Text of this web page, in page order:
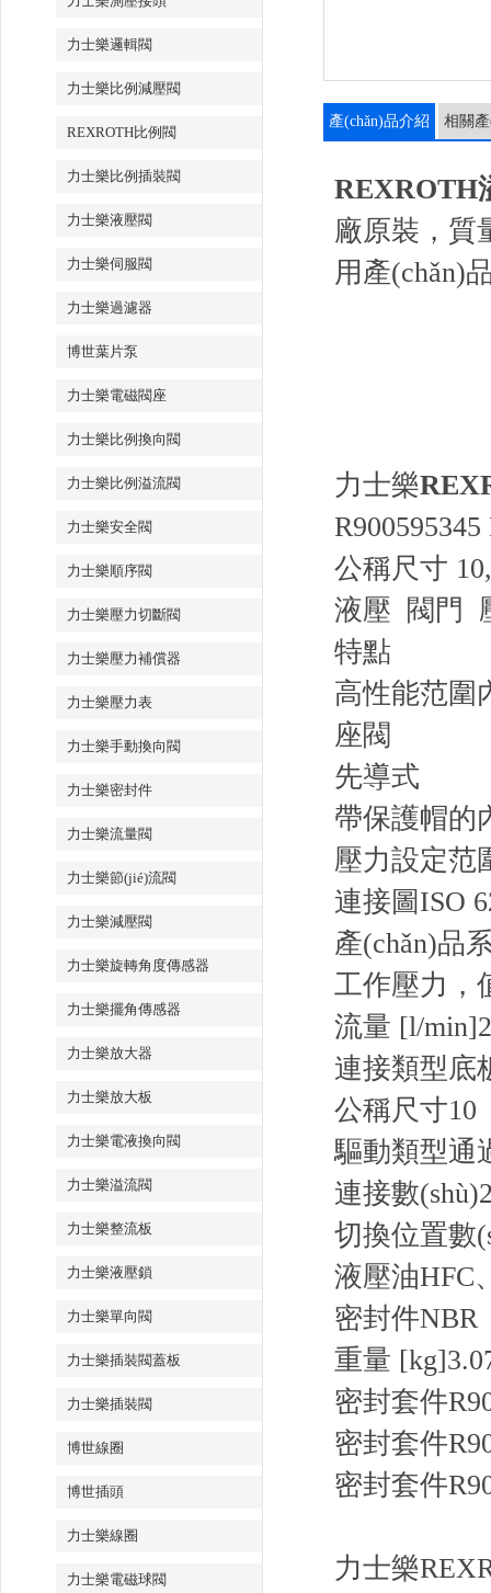
力士樂邏輯閥
力士樂比例減壓閥
REXROTH比例閥
力士樂比例插裝閥
力士樂液壓閥
力士樂伺服閥
力士樂過濾器
博世葉片泵
力士樂電磁閥座
力士樂比例換向閥
力士樂比例溢流閥
力士樂安全閥
力士樂順序閥
力士樂壓力切斷閥
力士樂壓力補償器
力士樂壓力表
力士樂手動換向閥
力士樂密封件
力士樂流量閥
力士樂節(jié)流閥
力士樂減壓閥
力士樂旋轉角度傳感器
力士樂擺角傳感器
力士樂放大器
力士樂放大板
力士樂電液換向閥
力士樂溢流閥
力士樂整流板
力士樂液壓鎖
力士樂單向閥
力士樂插裝閥蓋板
力士樂插裝閥
博世線圈
博世插頭
力士樂線圈
力士樂電磁球閥
產(chǎn)品介紹 相關
REXROTH
廠原裝，質
用產(chǎn)
力士樂
公稱尺寸
液壓 閥門
特點
高性能范圍
座閥
先導式
帶保護帽的
壓力設定范
連接圖ISO
產(chǎn)品
工作壓力，
流量 [l/min]
連接類型底
公稱尺寸10
驅動類型通
連接數(shù)
切換位置數
液壓油HFC
密封件NBR
重量 [kg]
密封套件
密封套件
密封套件
力士樂